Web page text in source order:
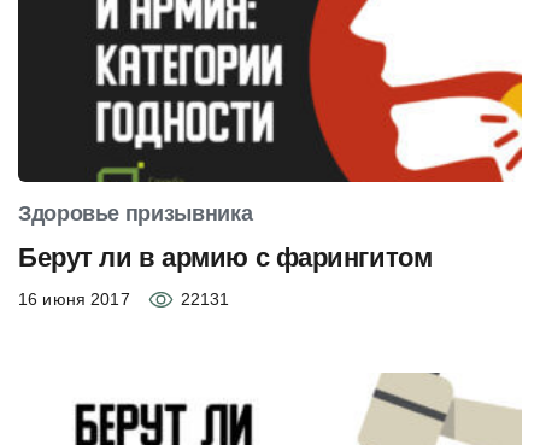
Здоровье призывника
Берут ли в армию с фарингитом
16 июня 2017 22131